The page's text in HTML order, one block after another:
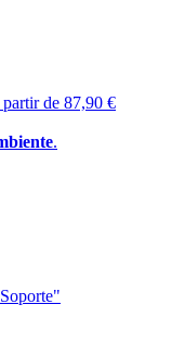
partir de 87,90 €
.